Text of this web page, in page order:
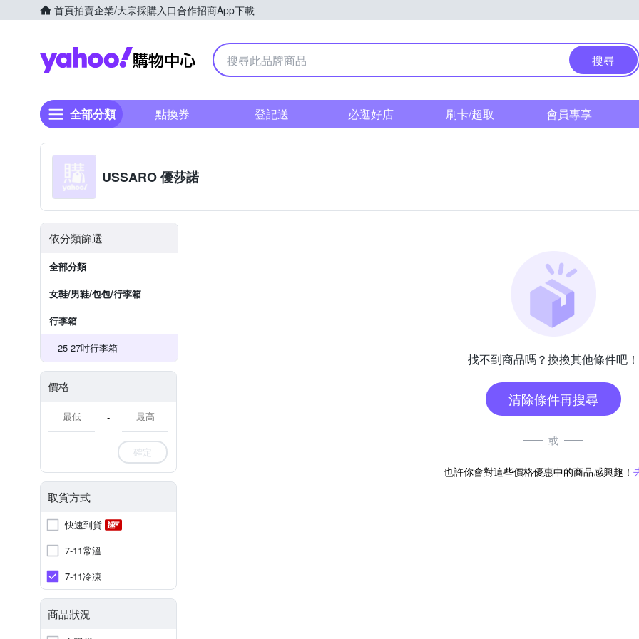
首頁拍賣企業/大宗採購入口合作招商App下載
Yahoo購物中心
搜尋
全部分類 點換券 登記送 必逛好店 刷卡/超取 會員專享
USSARO 優莎諾
依分類篩選
全部分類
女鞋/男鞋/包包/行李箱
行李箱
25-27吋行李箱
價格
-
確定
取貨方式
快速到貨
7-11常溫
7-11冷凍
商品狀況
找不到商品嗎？換換其他條件吧！
清除條件再搜尋
或
也許你會對這些價格優惠中的商品感興趣！